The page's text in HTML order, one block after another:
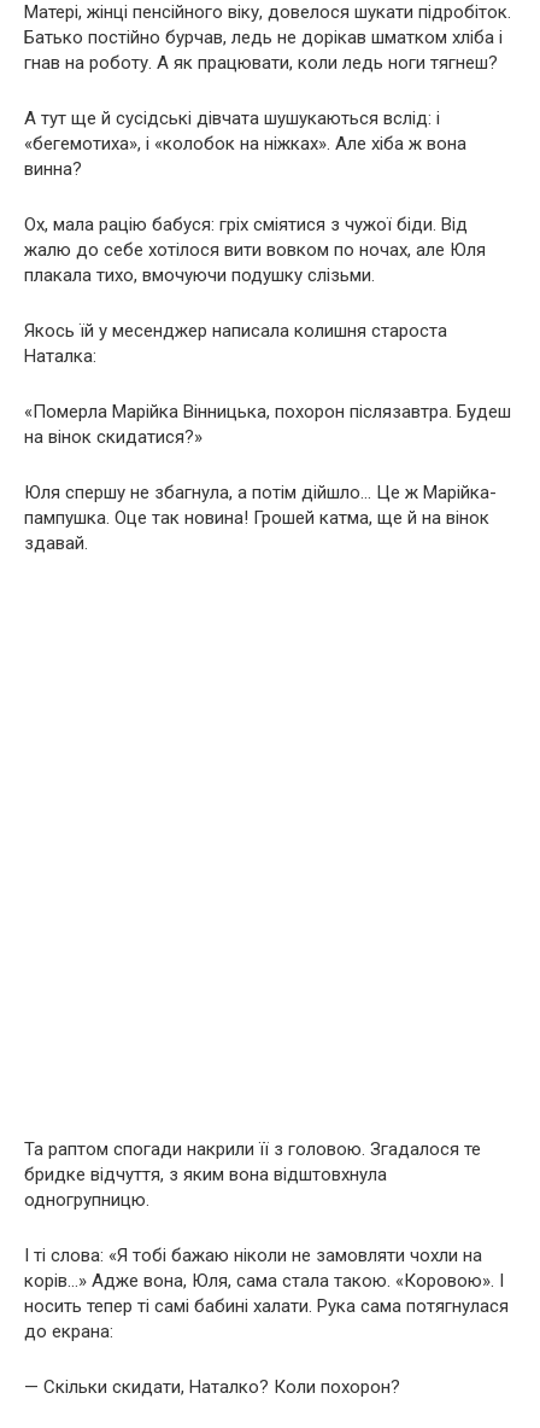
Матері, жінці пенсійного віку, довелося шукати підробіток.
Батько постійно бурчав, ледь не дорікав шматком хліба і
гнав на роботу. А як працювати, коли ледь ноги тягнеш?
А тут ще й сусідські дівчата шушукаються вслід: і
«бегемотиха», і «колобок на ніжках». Але хіба ж вона
винна?
Ох, мала рацію бабуся: гріх сміятися з чужої біди. Від
жалю до себе хотілося вити вовком по ночах, але Юля
плакала тихо, вмочуючи подушку слізьми.
Якось їй у месенджер написала колишня староста
Наталка:
«Померла Марійка Вінницька, похорон післязавтра. Будеш
на вінок скидатися?»
Юля спершу не збагнула, а потім дійшло… Це ж Марійка-
пампушка. Оце так новина! Грошей катма, ще й на вінок
здавай.
Та раптом спогади накрили її з головою. Згадалося те
бридке відчуття, з яким вона відштовхнула
одногрупницю.
І ті слова: «Я тобі бажаю ніколи не замовляти чохли на
корів…» Адже вона, Юля, сама стала такою. «Коровою». І
носить тепер ті самі бабині халати. Рука сама потягнулася
до екрана:
— Скільки скидати, Наталко? Коли похорон?